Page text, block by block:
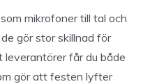
mikrofoner till tal och
gör stor skillnad för
får du både
gör att festen lyfter